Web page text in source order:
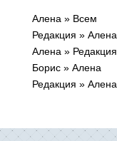
Алена » Всем
Редакция » Алена
Алена » Редакция
Борис » Алена
Редакция » Алена